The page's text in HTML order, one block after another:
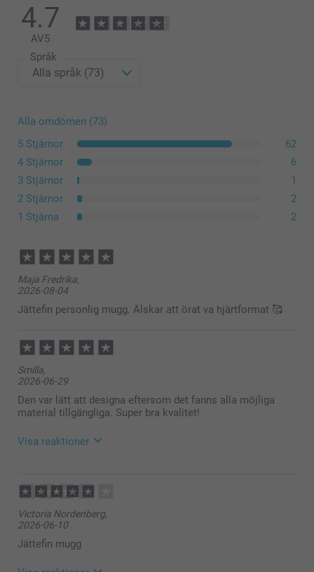
4.7
AV5
Språk
Alla omdömen (73)
5 Stjärnor
62
4 Stjärnor
6
3 Stjärnor
1
2 Stjärnor
2
1 Stjärna
2
Maja Fredrika,
2026-08-04
Jättefin personlig mugg. Älskar att örat va hjärtformat 🥰
Smilla,
2026-06-29
Den var lätt att designa eftersom det fanns alla möjliga
material tillgängliga. Super bra kvalitet!
Visa reaktioner
15:05
Stort tack för dina ⭐️⭐️⭐️⭐️⭐️ och omdöme, kul att du
är nöjd med din Hjärtmugg!
Vi önskar dig en fin sommar!
Victoria Nordenberg,
2026-06-10
Jättefin mugg